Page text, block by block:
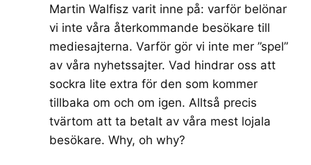
Martin Walfisz varit inne på: varför belönar
vi inte våra återkommande besökare till
mediesajterna. Varför gör vi inte mer ”spel”
av våra nyhetssajter. Vad hindrar oss att
sockra lite extra för den som kommer
tillbaka om och om igen. Alltså precis
tvärtom att ta betalt av våra mest lojala
besökare. Why, oh why?